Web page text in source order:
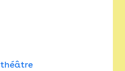
théâtre